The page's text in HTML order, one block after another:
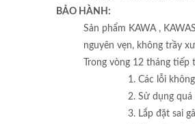
BẢO HÀNH:
Sản phẩm KAWA ,
nguyên vẹn, không trầy
Trong vòng 12 tháng
Các lỗi
Sử dụng quá
Lắp đặt sai